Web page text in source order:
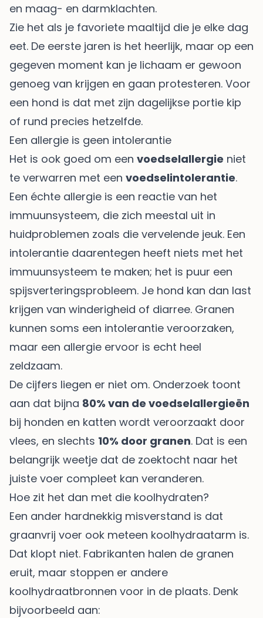
en maag- en darmklachten.
Zie het als je favoriete maaltijd die je elke dag
eet. De eerste jaren is het heerlijk, maar op een
gegeven moment kan je lichaam er gewoon
genoeg van krijgen en gaan protesteren. Voor
een hond is dat met zijn dagelijkse portie kip
of rund precies hetzelfde.
Een allergie is geen intolerantie
Het is ook goed om een voedselallergie niet
te verwarren met een voedselintolerantie.
Een échte allergie is een reactie van het
immuunsysteem, die zich meestal uit in
huidproblemen zoals die vervelende jeuk. Een
intolerantie daarentegen heeft niets met het
immuunsysteem te maken; het is puur een
spijsverteringsprobleem. Je hond kan dan last
krijgen van winderigheid of diarree. Granen
kunnen soms een intolerantie veroorzaken,
maar een allergie ervoor is echt heel
zeldzaam.
De cijfers liegen er niet om. Onderzoek toont
aan dat bijna 80% van de voedselallergieën
bij honden en katten wordt veroorzaakt door
vlees, en slechts 10% door granen. Dat is een
belangrijk weetje dat de zoektocht naar het
juiste voer compleet kan veranderen.
Hoe zit het dan met die koolhydraten?
Een ander hardnekkig misverstand is dat
graanvrij voer ook meteen koolhydraatarm is.
Dat klopt niet. Fabrikanten halen de granen
eruit, maar stoppen er andere
koolhydraatbronnen voor in de plaats. Denk
bijvoorbeeld aan: